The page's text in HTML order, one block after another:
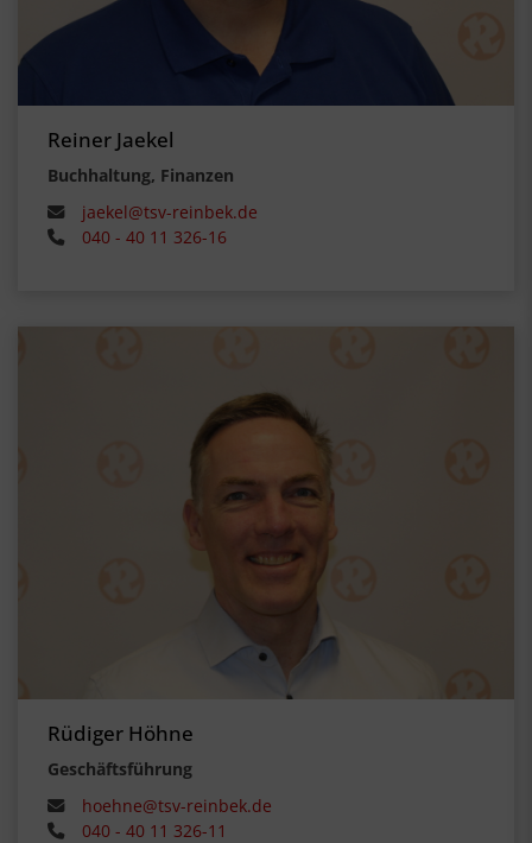
Reiner Jaekel
Buchhaltung, Finanzen
jaekel@tsv-reinbek.de
040 - 40 11 326-16
Rüdiger Höhne
Geschäftsführung
hoehne@tsv-reinbek.de
040 - 40 11 326-11